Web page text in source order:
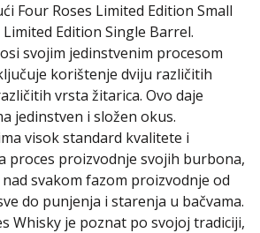
Four Roses Limited Edition Small
Edition Single Barrel.
svojim jedinstvenim procesom
korištenje dviju različitih
vrsta žitarica. Ovo daje
jedinstven i složen okus.
visok standard kvalitete i
proizvodnje svojih burbona,
svakom fazom proizvodnje od
do punjenja i starenja u bačvama.
Whisky je poznat po svojoj tradiciji,